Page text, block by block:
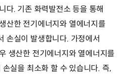
다. 기존 화력발전소 등을 통해
산한 전기에너지와 열에너지를
손실이 발생합니다. 가정에서
생산한 전기에너지와 열에너지를
실을 최소화 할 수 있습니다. 즉,